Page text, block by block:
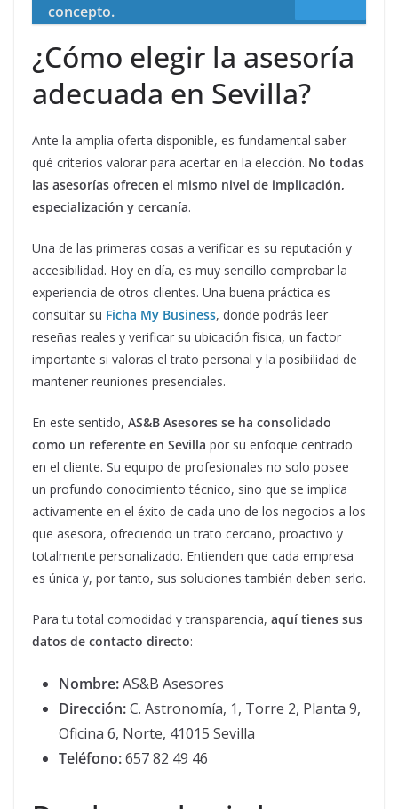
concepto.
¿Cómo elegir la asesoría
adecuada en Sevilla?
Ante la amplia oferta disponible, es fundamental saber
qué criterios valorar para acertar en la elección. No todas
las asesorías ofrecen el mismo nivel de implicación,
especialización y cercanía.
Una de las primeras cosas a verificar es su reputación y
accesibilidad. Hoy en día, es muy sencillo comprobar la
experiencia de otros clientes. Una buena práctica es
consultar su Ficha My Business, donde podrás leer
reseñas reales y verificar su ubicación física, un factor
importante si valoras el trato personal y la posibilidad de
mantener reuniones presenciales.
En este sentido, AS&B Asesores se ha consolidado
como un referente en Sevilla por su enfoque centrado
en el cliente. Su equipo de profesionales no solo posee
un profundo conocimiento técnico, sino que se implica
activamente en el éxito de cada uno de los negocios a los
que asesora, ofreciendo un trato cercano, proactivo y
totalmente personalizado. Entienden que cada empresa
es única y, por tanto, sus soluciones también deben serlo.
Para tu total comodidad y transparencia, aquí tienes sus
datos de contacto directo:
Nombre:AS&B Asesores
Dirección:C. Astronomía, 1, Torre 2, Planta 9,
Oficina 6, Norte, 41015 Sevilla
Teléfono:657 82 49 46